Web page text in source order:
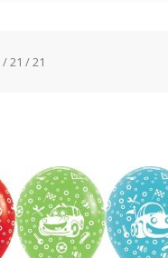
/21 / 21